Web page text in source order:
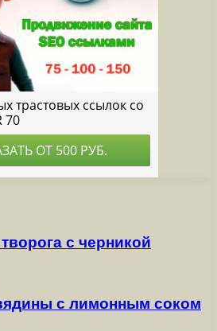
с черникой
с лимонным соком